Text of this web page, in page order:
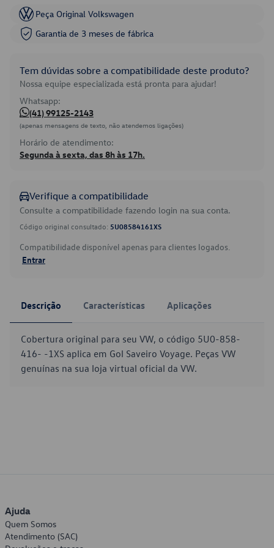
Peça Original Volkswagen
Garantia de 3 meses de fábrica
Tem dúvidas sobre a compatibilidade deste produto?
Nossa equipe especializada está pronta para ajudar!
Whatsapp:
(41) 99125-2143
(apenas mensagens de texto, não atendemos ligações)
Horário de atendimento:
Segunda à sexta, das 8h às 17h.
Verifique a compatibilidade
Consulte a compatibilidade fazendo login na sua conta.
Código original consultado: 5U08584161XS
Compatibilidade disponível apenas para clientes logados.
Entrar
Descrição Características Aplicações
Cobertura original para seu VW, o código 5U0-858-
416- -1XS aplica em Gol Saveiro Voyage. Peças VW
genuínas na sua loja virtual oficial da VW.
Ajuda
Quem Somos
Atendimento (SAC)